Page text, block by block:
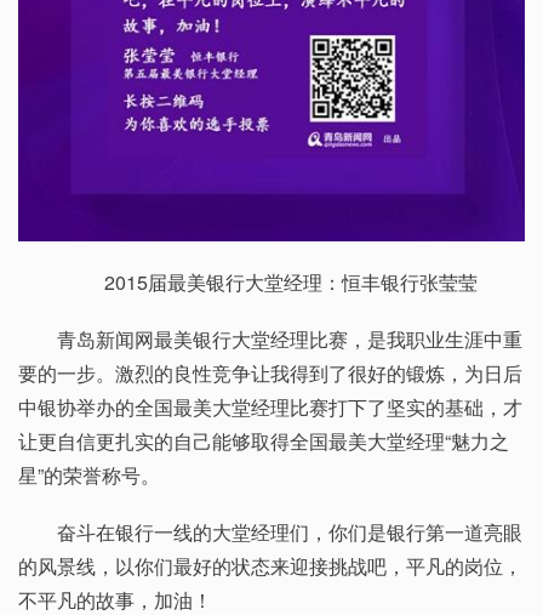
2015届最美银行大堂经理：恒丰银行张莹莹
青岛新闻网最美银行大堂经理比赛，是我职业生涯中重
要的一步。激烈的良性竞争让我得到了很好的锻炼，为日后
中银协举办的全国最美大堂经理比赛打下了坚实的基础，才
让更自信更扎实的自己能够取得全国最美大堂经理“魅力之
星”的荣誉称号。
奋斗在银行一线的大堂经理们，你们是银行第一道亮眼
的风景线，以你们最好的状态来迎接挑战吧，平凡的岗位，
不平凡的故事，加油！